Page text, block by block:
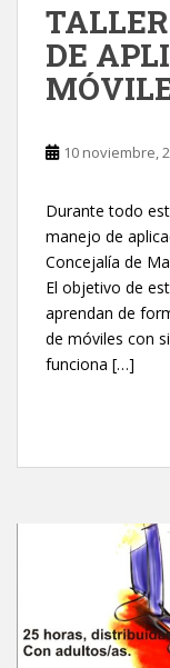
DE
10 noviembre,
Durante todo
manejo de
Concejalía de
El objetivo de
aprendan de
de móviles con
funciona […]